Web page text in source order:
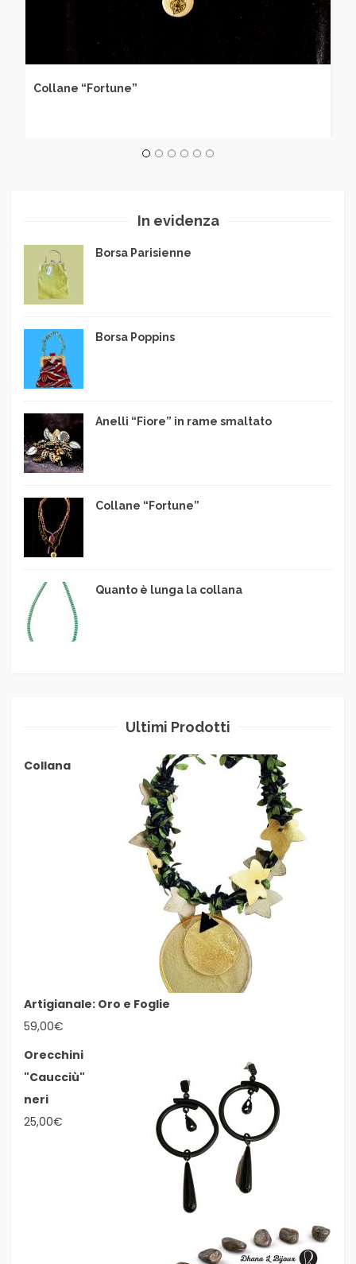
Collane “Fortune”
In evidenza
Borsa Parisienne
Borsa Poppins
Anelli “Fiore” in rame smaltato
Collane “Fortune”
Quanto è lunga la collana
Ultimi Prodotti
Collana
Artigianale: Oro e Foglie
59,00€
Orecchini
"Caucciù"
neri
25,00€